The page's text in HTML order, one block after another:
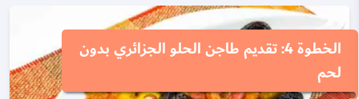
الخطوة 4: تقديم طاجن الحلو الجزائري بدون
لحم